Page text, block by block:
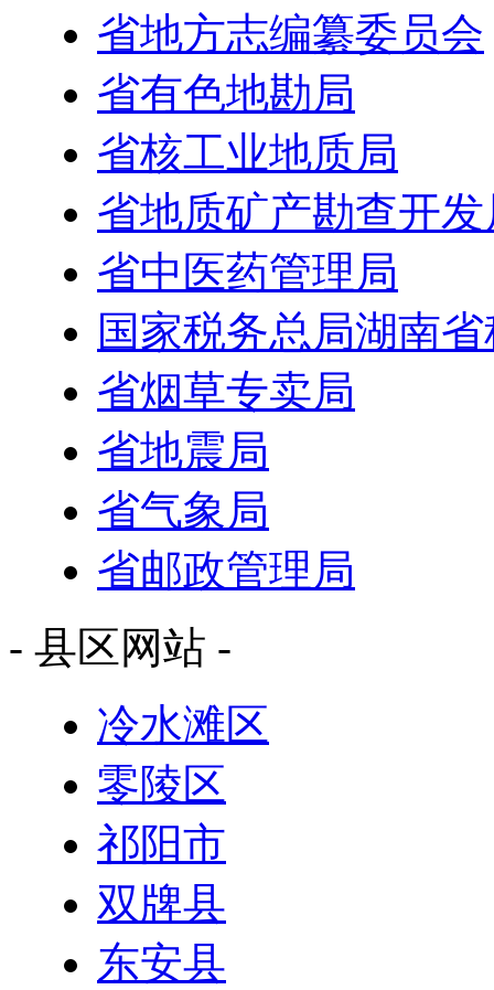
省地方志编纂委员会
省有色地勘局
省核工业地质局
省地质矿产勘查开发
省中医药管理局
国家税务总局湖南
省烟草专卖局
省地震局
省气象局
省邮政管理局
- 县区网站 -
冷水滩区
零陵区
祁阳市
双牌县
东安县